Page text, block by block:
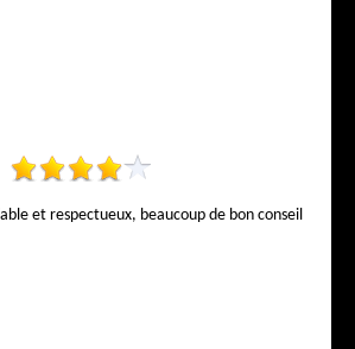
et respectueux, beaucoup de bon conseil